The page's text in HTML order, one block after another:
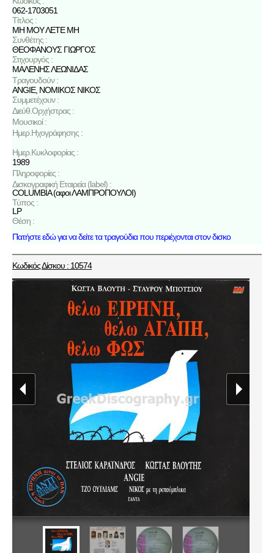
062-1703051
Τίτλος :
ΜΗ ΜΟΥ ΛΕΤΕ ΜΗ
Συνθέτης :
ΘΕΟΦΑΝΟΥΣ ΓΙΩΡΓΟΣ
Στιχουργός :
ΜΑΛΕΝΗΣ ΛΕΩΝΙΔΑΣ
Τραγουδούν :
ANGIE, ΝΟΜΙΚΟΣ ΝΙΚΟΣ
Συμμετέχουν :
Διεύθ.Ορχήστρας :
Μουσικοί :
Ημερ.Ηχογράφησης :
Ημερ.Κυκλοφορίας :
1989
Πληροφορίες :
Δισκογραφική Εταιρεία (label) :
COLUMBIA (αφοι ΛΑΜΠΡΟΠΟΥΛΟΙ)
Τύπος :
LP
Θέση :
Πατήστε εδώ για να δείτε τα τραγούδια που περιέχονται στον δισκο
Κωδικός Δίσκου : 10574